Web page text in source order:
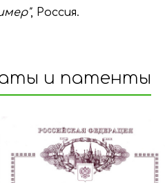
, Россия.
и патенты